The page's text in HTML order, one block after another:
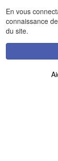
En vous
connaissance
du site.